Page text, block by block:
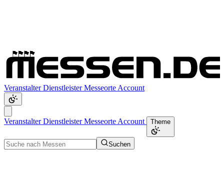
VeranstalterDienstleisterMesseorte Account
VeranstalterDienstleisterMesseorte Account Theme
Suchen